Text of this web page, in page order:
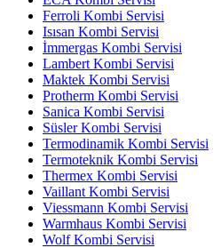
Ferroli Kombi Servisi
Isısan Kombi Servisi
İmmergas Kombi Servisi
Lambert Kombi Servisi
Maktek Kombi Servisi
Protherm Kombi Servisi
Sanica Kombi Servisi
Süsler Kombi Servisi
Termodinamik Kombi Servisi
Termoteknik Kombi Servisi
Thermex Kombi Servisi
Vaillant Kombi Servisi
Viessmann Kombi Servisi
Warmhaus Kombi Servisi
Wolf Kombi Servisi